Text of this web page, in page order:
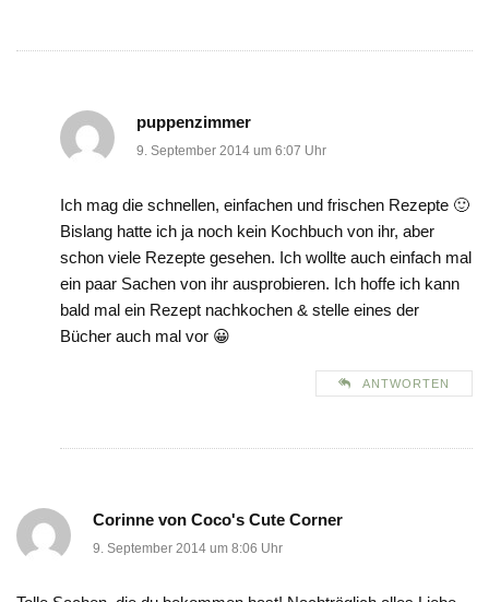
puppenzimmer
9. September 2014 um 6:07 Uhr
Ich mag die schnellen, einfachen und frischen Rezepte 🙂
Bislang hatte ich ja noch kein Kochbuch von ihr, aber
schon viele Rezepte gesehen. Ich wollte auch einfach mal
ein paar Sachen von ihr ausprobieren. Ich hoffe ich kann
bald mal ein Rezept nachkochen & stelle eines der
Bücher auch mal vor 😀
ANTWORTEN
Corinne von Coco's Cute Corner
9. September 2014 um 8:06 Uhr